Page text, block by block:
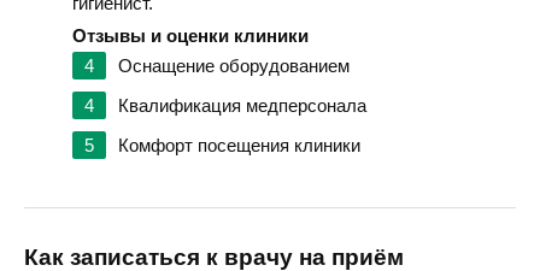
Отзывы и оценки клиники
4
Оснащение оборудованием
4
Квалификация медперсонала
5
Комфорт посещения клиники
Как записаться к врачу на приём